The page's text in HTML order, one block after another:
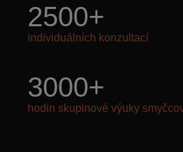
individuálních konzultací
2500+
hodin skupinové výuky
3000+